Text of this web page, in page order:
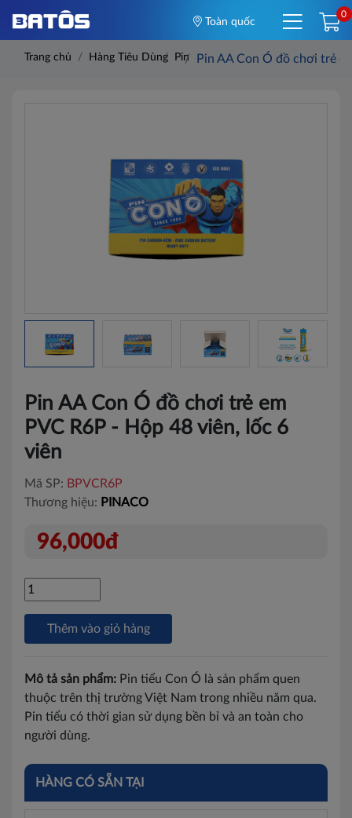
Toàn quốc
0
Trang chủ Hàng Tiêu Dùng Pin Pin AA Con Ó đồ chơi trẻ
Pin AA Con Ó đồ chơi trẻ em
PVC R6P - Hộp 48 viên, lốc 6
viên
Mã SP: BPVCR6P
Thương hiệu: PINACO
96,000đ
Thêm vào giỏ hàng
Mô tả sản phẩm: Pin tiểu Con Ó là sản phẩm quen
thuộc trên thị trường Việt Nam trong nhiều năm qua.
Pin tiểu có thời gian sử dụng bền bỉ và an toàn cho
người dùng.
HÀNG CÓ SẴN TẠI